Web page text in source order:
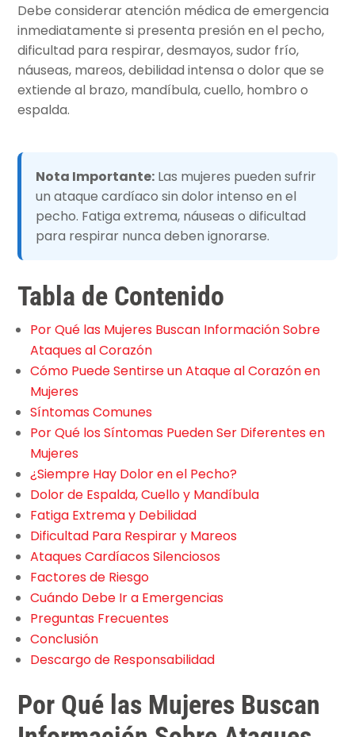
Debe considerar atención médica de emergencia
inmediatamente si presenta presión en el pecho,
dificultad para respirar, desmayos, sudor frío,
náuseas, mareos, debilidad intensa o dolor que se
extiende al brazo, mandíbula, cuello, hombro o
espalda.
Nota Importante: Las mujeres pueden sufrir
un ataque cardíaco sin dolor intenso en el
pecho. Fatiga extrema, náuseas o dificultad
para respirar nunca deben ignorarse.
Tabla de Contenido
Por Qué las Mujeres Buscan Información Sobre
Ataques al Corazón
Cómo Puede Sentirse un Ataque al Corazón en
Mujeres
Síntomas Comunes
Por Qué los Síntomas Pueden Ser Diferentes en
Mujeres
¿Siempre Hay Dolor en el Pecho?
Dolor de Espalda, Cuello y Mandíbula
Fatiga Extrema y Debilidad
Dificultad Para Respirar y Mareos
Ataques Cardíacos Silenciosos
Factores de Riesgo
Cuándo Debe Ir a Emergencias
Preguntas Frecuentes
Conclusión
Descargo de Responsabilidad
Por Qué las Mujeres Buscan